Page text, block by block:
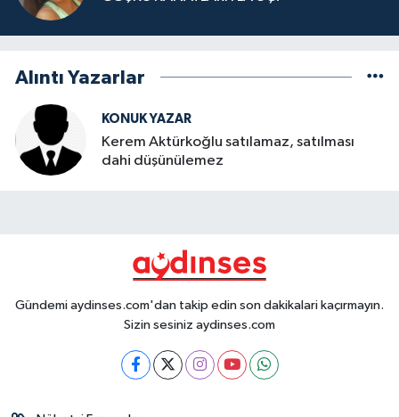
Alıntı Yazarlar
KONUK YAZAR
Kerem Aktürkoğlu satılamaz, satılması
dahi düşünülemez
Gündemi aydinses.com'dan takip edin son dakikalari kaçırmayın.
Sizin sesiniz aydinses.com